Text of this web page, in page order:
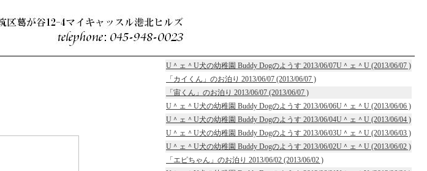
U＾ェ＾U犬の幼稚園 Buddy Dogのようす 2013/06/07U＾ェ＾U (2013/06/07 )
「カイくん」のお泊り 2013/06/07 (2013/06/07 )
「宙くん」のお泊り 2013/06/07 (2013/06/07 )
U＾ェ＾U犬の幼稚園 Buddy Dogのようす 2013/06/06U＾ェ＾U (2013/06/06 )
U＾ェ＾U犬の幼稚園 Buddy Dogのようす 2013/06/04U＾ェ＾U (2013/06/04 )
U＾ェ＾U犬の幼稚園 Buddy Dogのようす 2013/06/03U＾ェ＾U (2013/06/03 )
U＾ェ＾U犬の幼稚園 Buddy Dogのようす 2013/06/02U＾ェ＾U (2013/06/02 )
「エピちゃん」のお泊り 2013/06/02 (2013/06/02 )